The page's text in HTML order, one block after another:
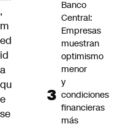
,
m
ed
id
a
qu
e
se
Banco
Central:
Empresas
muestran
optimismo
menor
y
condiciones
financieras
más